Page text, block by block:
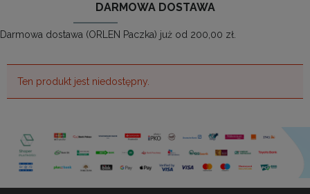
DARMOWA DOSTAWA
Darmowa dostawa (ORLEN Paczka) już od 200,00 zł.
Ten produkt jest niedostępny.